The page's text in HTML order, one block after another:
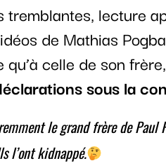
tremblantes, lecture
de Mathias
qu’à celle de son frère,
sous la
le grand frère de Paul
l’ont kidnappé.